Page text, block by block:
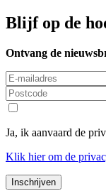
Blijf op de
Ontvang de
Ja, ik aanvaard de
Klik hierom de